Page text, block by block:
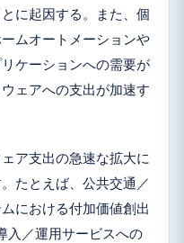
に起因する。また、個
ムオートメーションや
ケーションへの需要が
ェアへの支出が加速す
ア支出の急速な拡大に
たとえば、公共交通／
における付加価値創出
入／運用サービスへの